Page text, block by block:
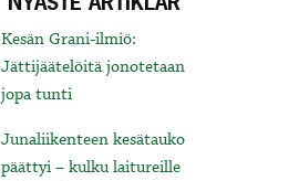
Kesän Grani-ilmiö:
Jättijäätelöitä jonotetaan
jopa tunti
Junaliikenteen kesätauko
päättyi – kulku laitureille